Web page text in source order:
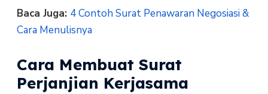
Baca Juga: 4 Contoh Surat Penawaran Negosiasi &
Cara Menulisnya
Cara Membuat Surat
Perjanjian Kerjasama